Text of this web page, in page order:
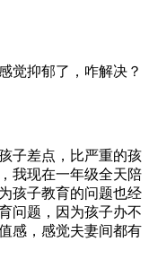
觉抑郁了，咋解决？
子差点，比严重的孩
我现在一年级全天陪
孩子教育的问题也经
问题，因为孩子办不
感，感觉夫妻间都有